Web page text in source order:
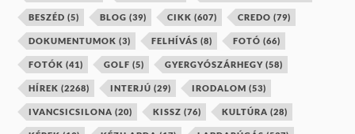
BESZÉD (5) BLOG (39) CIKK (607) CREDO (79)
DOKUMENTUMOK (3) FELHÍVÁS (8) FOTÓ (66)
FOTÓK (41) GOLF (5) GYERGYÓSZÁRHEGY (58)
HÍREK (2268) INTERJÚ (29) IRODALOM (53)
IVANCSICSILONA (20) KISSZ (76) KULTÚRA (28)